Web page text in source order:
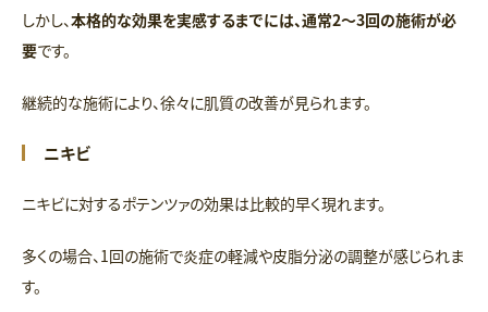
しかし、本格的な効果を実感するまでには、通常2〜3回の施術が必
要です。
継続的な施術により、徐々に肌質の改善が見られます。
ニキビ
ニキビに対するポテンツァの効果は比較的早く現れます。
多くの場合、1回の施術で炎症の軽減や皮脂分泌の調整が感じられま
す。